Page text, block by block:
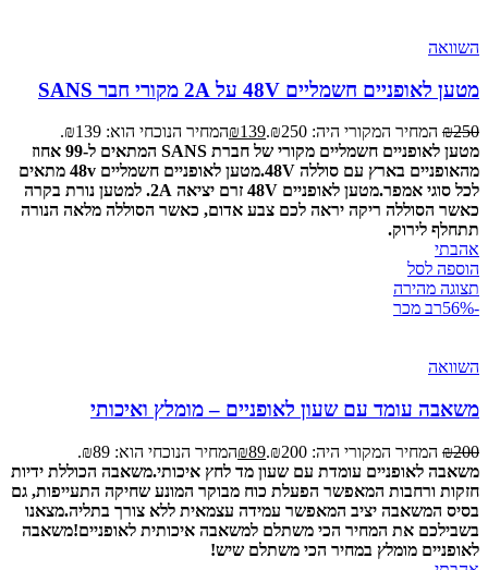
השוואה
מטען לאופניים חשמליים 48V על 2A מקורי חבר SANS
₪250 המחיר המקורי היה: ₪250. ₪139
המחיר הנוכחי הוא: ₪139.
מטען לאופניים חשמליים מקורי של חברת SANS המתאים ל-99 אחוז
מהאופניים בארץ עם סוללה 48V.
מטען לאופניים חשמליים 48v מתאים
לכל סוגי אמפר.מטען לאופניים 48V זרם יציאה 2A.
למטען נורת בקרה
כאשר הסוללה ריקה יראה לכם צבע אדום, כאשר הסוללה מלאה הנורה
תתחלף לירוק.
אהבתי
הוספה לסל
תצוגה מהירה
-56%
רב מכר
השוואה
משאבה עומד עם שעון לאופניים – מומלץ ואיכותי
₪200 המחיר המקורי היה: ₪200. ₪89
המחיר הנוכחי הוא: ₪89.
משאבה לאופניים עומדת עם שעון מד לחץ איכותי.משאבה הכוללת ידיות
חזקות ורחבות המאפשר הפעלת כוח מבוקר המונע שחיקה התעייפות, גם
בסיס המשאבה יציב המאפשר עמידה עצמאית ללא צורך בתליה.מצאנו
בשבילכם את המחיר הכי משתלם למשאבה איכותית לאופניים!משאבה
לאופניים מומלץ במחיר הכי משתלם שיש!